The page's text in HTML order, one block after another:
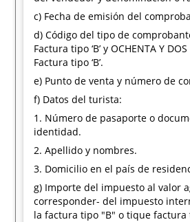
c) Fecha de emisión del
d) Código del tipo de
Factura tipo ‘B’ y OCHENTA Y
Factura tipo ‘B’.
e) Punto de venta y número de
f) Datos del turista:
1. Número de pasaporte o
identidad.
2. Apellido y nombres.
3. Domicilio en el país de
g) Importe del impuesto al valor
corresponder- del impuesto
la factura tipo "B" o tique factura